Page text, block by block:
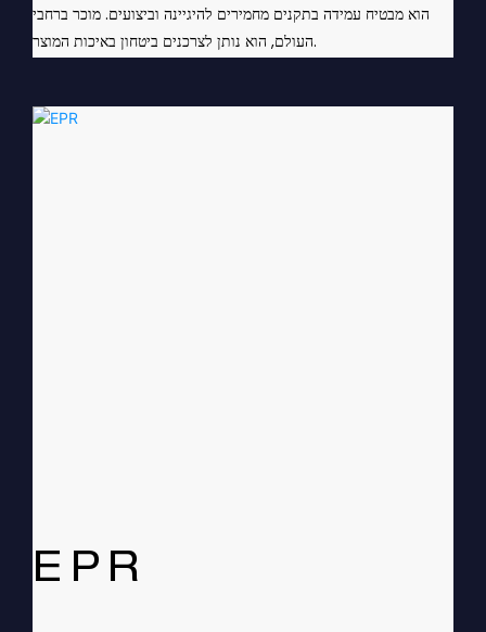
הוא מבטיח עמידה בתקנים מחמירים להיגיינה וביצועים. מוכר ברחבי
העולם, הוא נותן לצרכנים ביטחון באיכות המוצר.
EPR